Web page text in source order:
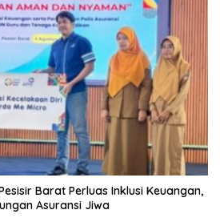
Barat Perluas Inklusi Keuangan,
Asuransi Jiwa